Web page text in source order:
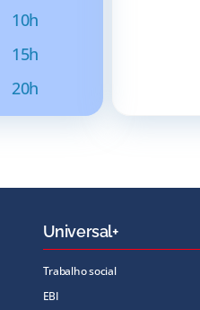
10h
15h
20h
Universal+
Trabalho social
EBI